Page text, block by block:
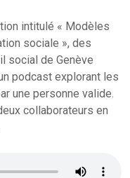
intitulé « Modèles
sociale », des
social de Genève
podcast explorant les
une personne valide.
collaborateurs en